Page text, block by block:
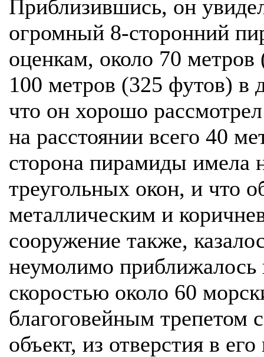
Приблизившись, он
огромный 8-сторонний
оценкам, около 70
100 метров (325 футов) в
что он хорошо
на расстоянии всего 40
сторона пирамиды имела
треугольных окон, и что
металлическим и
сооружение также,
неумолимо
скоростью около 60
благоговейным трепетом
объект, из отверстия в